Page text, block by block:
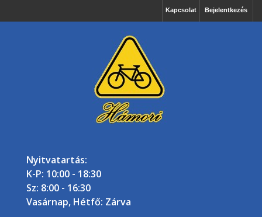
Bejelentkezés
Kapcsolat
Nyitvatartás:
K-P: 10:00 - 18:30
Sz: 8:00 - 16:30
Vasárnap, Hétfő: Zárva